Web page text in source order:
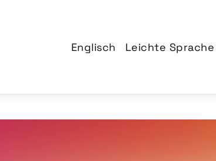
Englisch Leichte Sprache